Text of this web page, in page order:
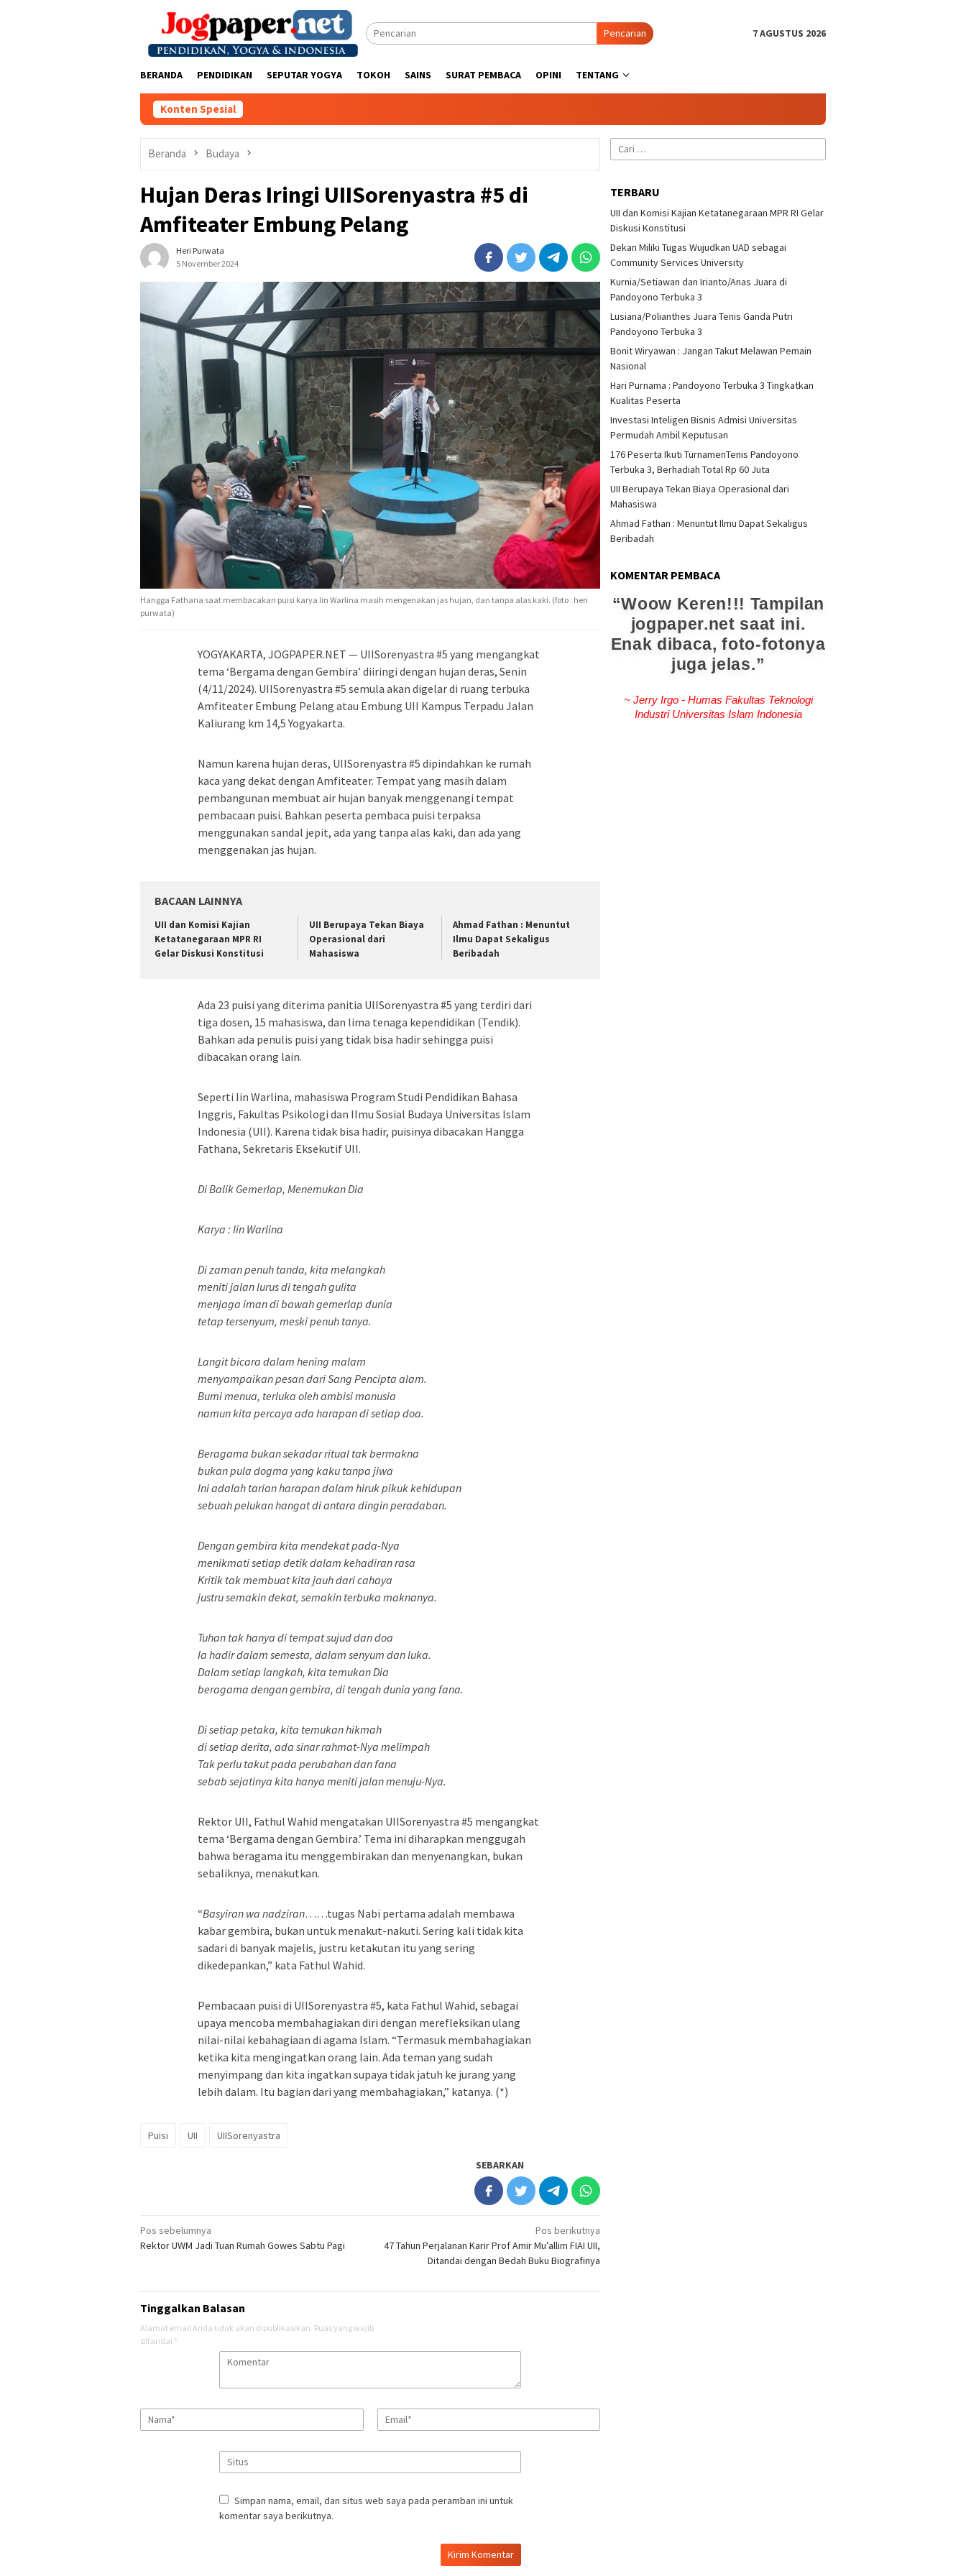
Pencarian 7 AGUSTUS 2026
BERANDA PENDIDIKAN SEPUTAR YOGYA TOKOH SAINS SURAT PEMBACA OPINI TENTANG
Konten Spesial
Beranda Budaya
Hujan Deras Iringi UIISorenyastra #5 di
Amfiteater Embung Pelang
Heri Purwata
5 November 2024
Hangga Fathana saat membacakan puisi karya Iin Warlina masih mengenakan jas hujan, dan tanpa alas kaki. (foto : heri
purwata)
YOGYAKARTA, JOGPAPER.NET — UIISorenyastra #5 yang mengangkat
tema ‘Bergama dengan Gembira’ diiringi dengan hujan deras, Senin
(4/11/2024). UIISorenyastra #5 semula akan digelar di ruang terbuka
Amfiteater Embung Pelang atau Embung UII Kampus Terpadu Jalan
Kaliurang km 14,5 Yogyakarta.
Namun karena hujan deras, UIISorenyastra #5 dipindahkan ke rumah
kaca yang dekat dengan Amfiteater. Tempat yang masih dalam
pembangunan membuat air hujan banyak menggenangi tempat
pembacaan puisi. Bahkan peserta pembaca puisi terpaksa
menggunakan sandal jepit, ada yang tanpa alas kaki, dan ada yang
menggenakan jas hujan.
BACAAN LAINNYA
UII dan Komisi Kajian
Ketatanegaraan MPR RI
Gelar Diskusi Konstitusi
UII Berupaya Tekan Biaya
Operasional dari
Mahasiswa
Ahmad Fathan : Menuntut
Ilmu Dapat Sekaligus
Beribadah
Ada 23 puisi yang diterima panitia UIISorenyastra #5 yang terdiri dari
tiga dosen, 15 mahasiswa, dan lima tenaga kependidikan (Tendik).
Bahkan ada penulis puisi yang tidak bisa hadir sehingga puisi
dibacakan orang lain.
Seperti Iin Warlina, mahasiswa Program Studi Pendidikan Bahasa
Inggris, Fakultas Psikologi dan Ilmu Sosial Budaya Universitas Islam
Indonesia (UII). Karena tidak bisa hadir, puisinya dibacakan Hangga
Fathana, Sekretaris Eksekutif UII.
Di Balik Gemerlap, Menemukan Dia
Karya : Iin Warlina
Di zaman penuh tanda, kita melangkah
meniti jalan lurus di tengah gulita
menjaga iman di bawah gemerlap dunia
tetap tersenyum, meski penuh tanya.
Langit bicara dalam hening malam
menyampaikan pesan dari Sang Pencipta alam.
Bumi menua, terluka oleh ambisi manusia
namun kita percaya ada harapan di setiap doa.
Beragama bukan sekadar ritual tak bermakna
bukan pula dogma yang kaku tanpa jiwa
Ini adalah tarian harapan dalam hiruk pikuk kehidupan
sebuah pelukan hangat di antara dingin peradaban.
Dengan gembira kita mendekat pada-Nya
menikmati setiap detik dalam kehadiran rasa
Kritik tak membuat kita jauh dari cahaya
justru semakin dekat, semakin terbuka maknanya.
Tuhan tak hanya di tempat sujud dan doa
Ia hadir dalam semesta, dalam senyum dan luka.
Dalam setiap langkah, kita temukan Dia
beragama dengan gembira, di tengah dunia yang fana.
Di setiap petaka, kita temukan hikmah
di setiap derita, ada sinar rahmat-Nya melimpah
Tak perlu takut pada perubahan dan fana
sebab sejatinya kita hanya meniti jalan menuju-Nya.
Rektor UII, Fathul Wahid mengatakan UIISorenyastra #5 mengangkat
tema ‘Bergama dengan Gembira.’ Tema ini diharapkan menggugah
bahwa beragama itu menggembirakan dan menyenangkan, bukan
sebaliknya, menakutkan.
“Basyiran wa nadziran……tugas Nabi pertama adalah membawa
kabar gembira, bukan untuk menakut-nakuti. Sering kali tidak kita
sadari di banyak majelis, justru ketakutan itu yang sering
dikedepankan,” kata Fathul Wahid.
Pembacaan puisi di UIISorenyastra #5, kata Fathul Wahid, sebagai
upaya mencoba membahagiakan diri dengan merefleksikan ulang
nilai-nilai kebahagiaan di agama Islam. “Termasuk membahagiakan
ketika kita mengingatkan orang lain. Ada teman yang sudah
menyimpang dan kita ingatkan supaya tidak jatuh ke jurang yang
lebih dalam. Itu bagian dari yang membahagiakan,” katanya. (*)
Puisi UII UIISorenyastra
SEBARKAN
Navigasi
pos
Pos sebelumnya
Rektor UWM Jadi Tuan Rumah Gowes Sabtu Pagi
Pos berikutnya
47 Tahun Perjalanan Karir Prof Amir Mu’allim FIAI UII,
Ditandai dengan Bedah Buku Biografinya
Tinggalkan Balasan
Alamat email Anda tidak akan dipublikasikan. Ruas yang wajib
ditandai *
Simpan nama, email, dan situs web saya pada peramban ini untuk
komentar saya berikutnya.
Cari
untuk:
TERBARU
UII dan Komisi Kajian Ketatanegaraan MPR RI Gelar
Diskusi Konstitusi
Dekan Miliki Tugas Wujudkan UAD sebagai
Community Services University
Kurnia/Setiawan dan Irianto/Anas Juara di
Pandoyono Terbuka 3
Lusiana/Polianthes Juara Tenis Ganda Putri
Pandoyono Terbuka 3
Bonit Wiryawan : Jangan Takut Melawan Pemain
Nasional
Hari Purnama : Pandoyono Terbuka 3 Tingkatkan
Kualitas Peserta
Investasi Inteligen Bisnis Admisi Universitas
Permudah Ambil Keputusan
176 Peserta Ikuti TurnamenTenis Pandoyono
Terbuka 3, Berhadiah Total Rp 60 Juta
UII Berupaya Tekan Biaya Operasional dari
Mahasiswa
Ahmad Fathan : Menuntut Ilmu Dapat Sekaligus
Beribadah
KOMENTAR PEMBACA
Woow Keren!!! Tampilan
jogpaper.net saat ini.
Enak dibaca, foto-fotonya
juga jelas.
~ Jerry Irgo - Humas Fakultas Teknologi
Industri Universitas Islam Indonesia